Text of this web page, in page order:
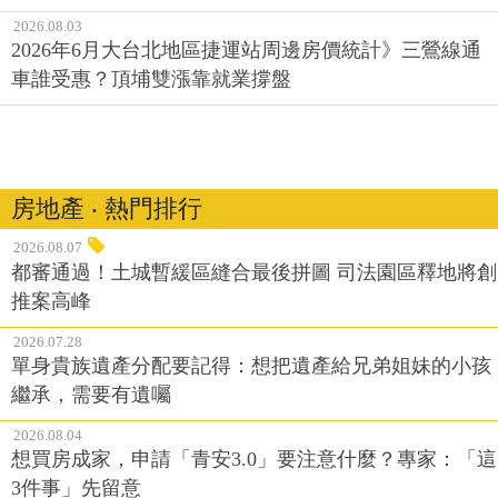
2026.08.03
2026年6月大台北地區捷運站周邊房價統計》三鶯線通
車誰受惠？頂埔雙漲靠就業撐盤
房地產 ‧ 熱門排行
2026.08.07
都審通過！土城暫緩區縫合最後拼圖 司法園區釋地將創
推案高峰
2026.07.28
單身貴族遺產分配要記得：想把遺產給兄弟姐妹的小孩
繼承，需要有遺囑
2026.08.04
想買房成家，申請「青安3.0」要注意什麼？專家：「這
3件事」先留意